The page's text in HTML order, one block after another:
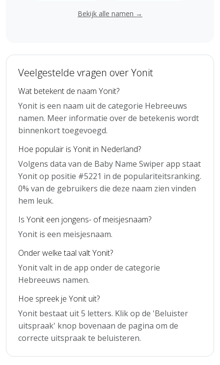
Bekijk alle namen →
Veelgestelde vragen over Yonit
Wat betekent de naam Yonit?
Yonit is een naam uit de categorie Hebreeuws
namen. Meer informatie over de betekenis wordt
binnenkort toegevoegd.
Hoe populair is Yonit in Nederland?
Volgens data van de Baby Name Swiper app staat
Yonit op positie #5221 in de populariteitsranking.
0% van de gebruikers die deze naam zien vinden
hem leuk.
Is Yonit een jongens- of meisjesnaam?
Yonit is een meisjesnaam.
Onder welke taal valt Yonit?
Yonit valt in de app onder de categorie
Hebreeuws namen.
Hoe spreek je Yonit uit?
Yonit bestaat uit 5 letters. Klik op de 'Beluister
uitspraak' knop bovenaan de pagina om de
correcte uitspraak te beluisteren.